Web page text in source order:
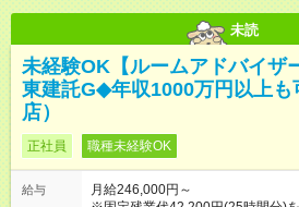
未読
未経験OK【ルームアドバイ
東建託G◆年収1000万円以上も
店）
正社員 職種未経験OK
給与
月給246,000円～